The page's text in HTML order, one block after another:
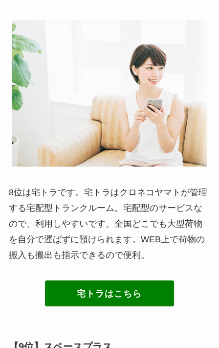
8位は宅トラです。宅トラはクロネコヤマトが管理
する宅配型トランクルーム。宅配型のサービスな
ので、利用しやすいです。全国どこでも大型荷物
を自分で運ばずに預けられます。WEB上で荷物の
搬入も搬出も指示できるので便利。
宅トラはこちら